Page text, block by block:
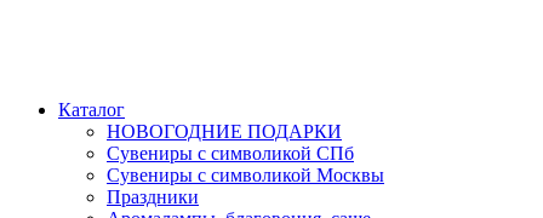
Каталог
НОВОГОДНИЕ ПОДАРКИ
Сувениры с символикой СПб
Сувениры с символикой Москвы
Праздники